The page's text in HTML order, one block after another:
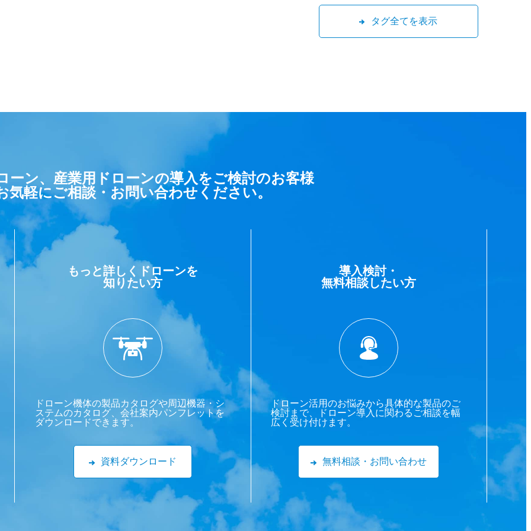
タグ全てを表示
ーン、産業用ドローンの導入をご検討のお客様
気軽にご相談・お問い合わせください。
もっと詳しくドローンを
知りたい方
ドローン機体の製品カタログや周辺機器・シ
ステムのカタログ、会社案内パンフレットを
ダウンロードできます。
資料ダウンロード
導入検討・
無料相談したい方
ドローン活用のお悩みから具体的な製品のご
検討まで、ドローン導入に関わるご相談を幅
広く受け付けます。
無料相談・お問い合わせ